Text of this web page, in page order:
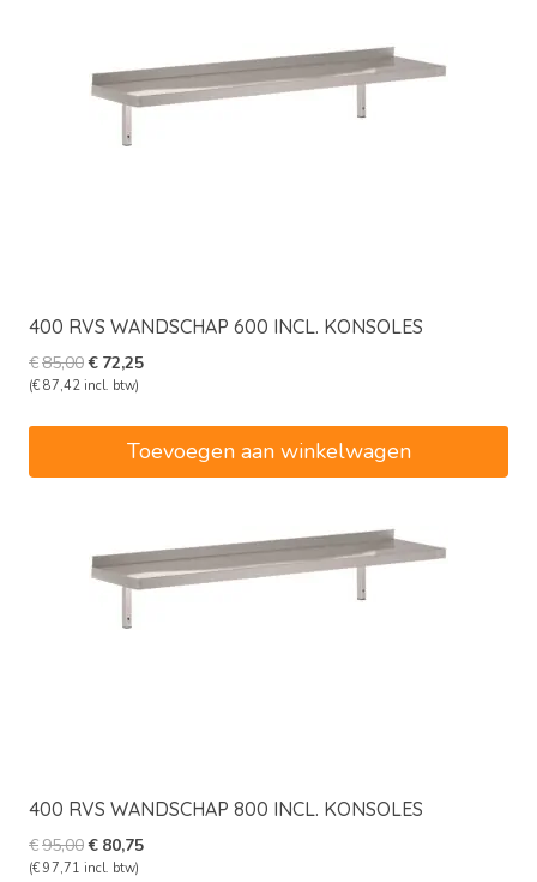
400 RVS WANDSCHAP 600 INCL. KONSOLES
€85,00Oorspronkelijke
prijs
€85,00.
€ 72,25Huidige
(€ 87,42 incl. btw)
Toevoegen aan winkelwagen
400 RVS WANDSCHAP 800 INCL. KONSOLES
€95,00Oorspronkelijke
prijs
€ 80,75Huidige
(€ 97,71 incl. btw)